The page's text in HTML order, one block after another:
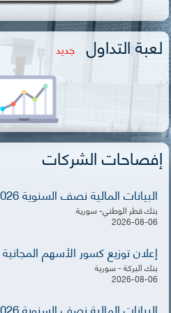
لعبة التداول جديد
إفصاحات الشركات
البيانات المالية نصف السنوية 2026
بنك قطر الوطني- سورية
2026-08-06
إعلان توزيع كسور الأسهم المجانية
بنك البركة - سورية
2026-08-06